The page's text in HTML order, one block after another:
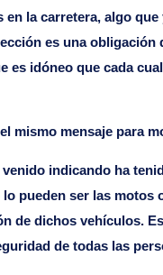
en la carretera, algo
es una
es idóneo que cada
mismo mensaje para
indicando ha
pueden ser las motos
de dichos vehículos.
de todas las